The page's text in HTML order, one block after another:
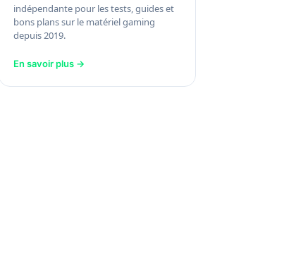
indépendante pour les tests, guides et
bons plans sur le matériel gaming
depuis 2019.
En savoir plus →